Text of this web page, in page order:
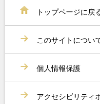
トップページに戻
このサイトについ
個人情報保護
アクセシビリティ